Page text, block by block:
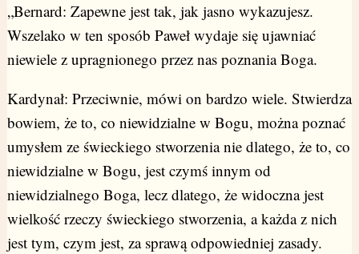
„Bernard: Zapewne jest tak, jak jasno wykazujesz.
Wszelako w ten sposób Paweł wydaje się ujawniać
niewiele z upragnionego przez nas poznania Boga.
Kardynał: Przeciwnie, mówi on bardzo wiele. Stwierdza
bowiem, że to, co niewidzialne w Bogu, można poznać
umysłem ze świeckiego stworzenia nie dlatego, że to, co
niewidzialne w Bogu, jest czymś innym od
niewidzialnego Boga, lecz dlatego, że widoczna jest
wielkość rzeczy świeckiego stworzenia, a każda z nich
jest tym, czym jest, za sprawą odpowiedniej zasady.